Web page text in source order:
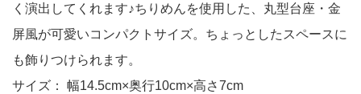
く演出してくれます♪ちりめんを使用した、丸型台座・金
屏風が可愛いコンパクトサイズ。ちょっとしたスペースに
も飾りつけられます。
サイズ： 幅14.5cm×奥行10cm×高さ7cm